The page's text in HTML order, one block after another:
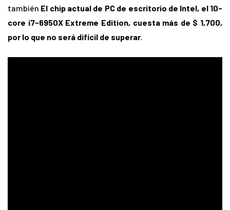
también El chip actual de PC de escritorio de Intel, el 10-
core i7-6950X Extreme Edition, cuesta más de $ 1,700,
por lo que no será difícil de superar.